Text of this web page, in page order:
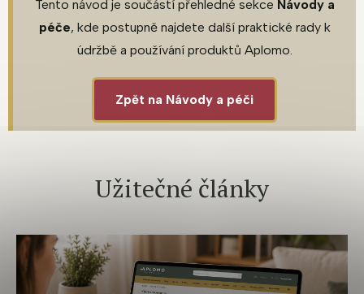
Tento návod je součástí přehledné sekce Návody a
péče, kde postupně najdete další praktické rady k
údržbě a používání produktů Aplomo.
Zpět na Návody a péči
Užitečné články